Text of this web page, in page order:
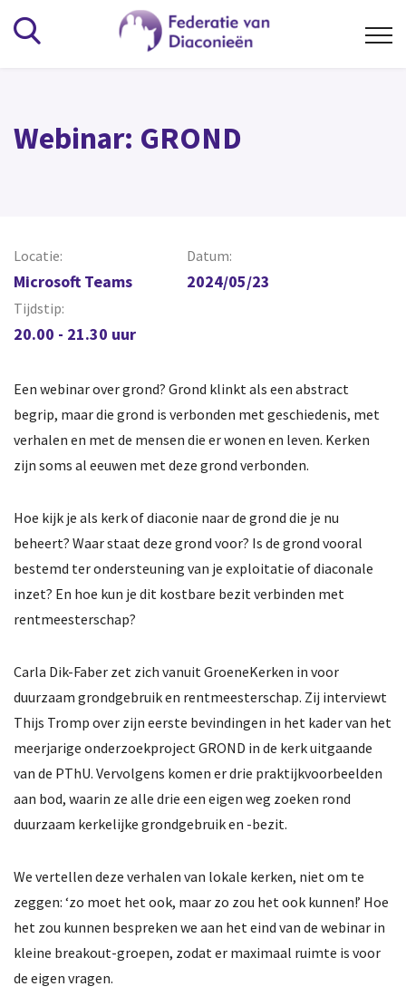
Vrijwilligers
Overig
Vereniging
Organisatie
Doelstelling
Bureau & dienstverlening
Nieuwsbrieven
Erepenning
Contact
Webinar: GROND
Locatie:
Microsoft Teams
Datum:
2024/05/23
Tijdstip:
20.00 - 21.30 uur
Een webinar over grond? Grond klinkt als een abstract
begrip, maar die grond is verbonden met geschiedenis, met
verhalen en met de mensen die er wonen en leven. Kerken
zijn soms al eeuwen met deze grond verbonden.
Hoe kijk je als kerk of diaconie naar de grond die je nu
beheert? Waar staat deze grond voor? Is de grond vooral
bestemd ter ondersteuning van je exploitatie of diaconale
inzet? En hoe kun je dit kostbare bezit verbinden met
rentmeesterschap?
Carla Dik-Faber zet zich vanuit GroeneKerken in voor
duurzaam grondgebruik en rentmeesterschap. Zij interviewt
Thijs Tromp over zijn eerste bevindingen in het kader van het
meerjarige onderzoekproject GROND in de kerk uitgaande
van de PThU. Vervolgens komen er drie praktijkvoorbeelden
aan bod, waarin ze alle drie een eigen weg zoeken rond
duurzaam kerkelijke grondgebruik en -bezit.
We vertellen deze verhalen van lokale kerken, niet om te
zeggen: ‘zo moet het ook, maar zo zou het ook kunnen!’ Hoe
het zou kunnen bespreken we aan het eind van de webinar in
kleine breakout-groepen, zodat er maximaal ruimte is voor
de eigen vragen.